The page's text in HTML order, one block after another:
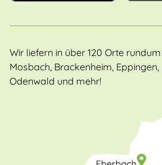
Wir liefern in über 120 Orte
Mosbach, Brackenheim,
Odenwald und mehr!